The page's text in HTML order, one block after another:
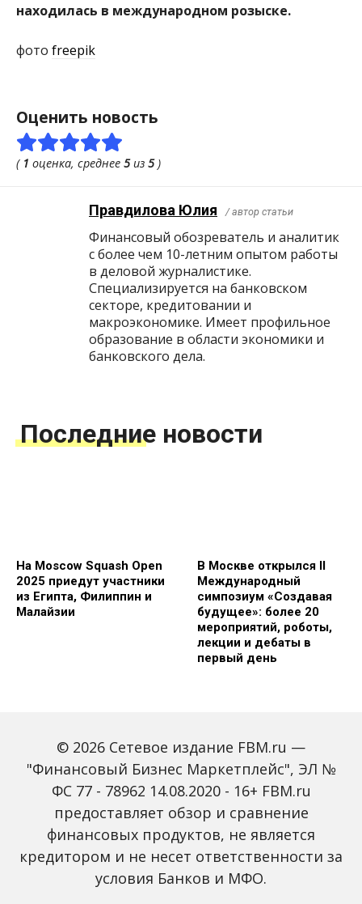
находилась в международном розыске.
фото freepik
Оценить новость
( 1 оценка, среднее 5из 5)
Правдилова Юлия / автор статьи
Финансовый обозреватель и аналитик
с более чем 10-летним опытом работы
в деловой журналистике.
Специализируется на банковском
секторе, кредитовании и
макроэкономике. Имеет профильное
образование в области экономики и
банковского дела.
Последние новости
На Moscow Squash Open
2025 приедут участники
из Египта, Филиппин и
Малайзии
В Москве открылся II
Международный
симпозиум «Создавая
будущее»: более 20
мероприятий, роботы,
лекции и дебаты в
первый день
Зарплаты вырастут,
банки включат защиту
от мошенников: какие
новые законы ждут
россиян с октября
Россиян предупредили
мошенников на фоне
снижения ключевой
ставки
© 2026 Сетевое издание FBM.ru —
"Финансовый Бизнес Маркетплейс", ЭЛ №
ФС 77 - 78962 14.08.2020 - 16+ FBM.ru
предоставляет обзор и сравнение
финансовых продуктов, не является
кредитором и не несет ответственности за
условия Банков и МФО.